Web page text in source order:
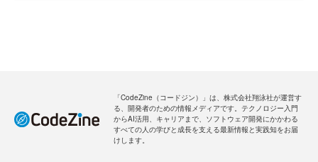
「CodeZine（コードジン）」は、株式会社翔泳社が運営す
る、開発者のための情報メディアです。テクノロジー入門
からAI活用、キャリアまで、ソフトウェア開発にかかわる
すべての人の学びと成長を支える最新情報と実践知をお届
けします。